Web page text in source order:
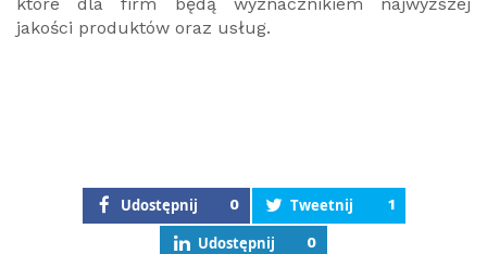
jakości produktów oraz usług.
Udostępnij 0 Tweetnij 1
Udostępnij 0